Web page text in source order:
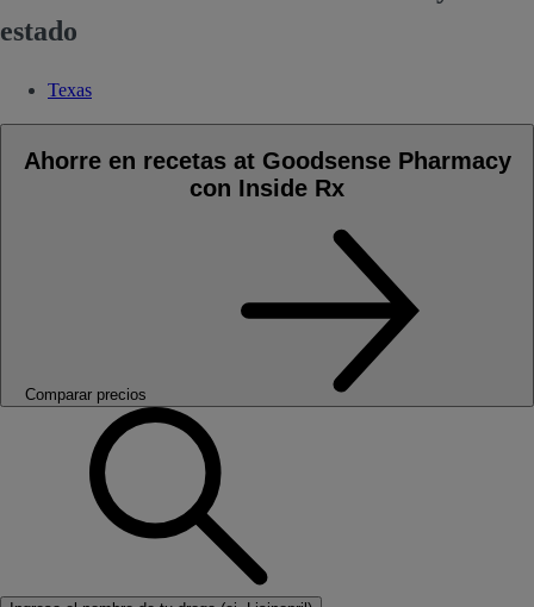
estado
Texas
Ahorre en recetas at Goodsense Pharmacy
con Inside Rx
Comparar precios